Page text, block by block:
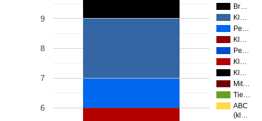
Br…
Kl…
Pe…
Kl…
Pe…
Kl…
Kl…
Mit…
Tie…
ABC
(kl…
6
7
8
9